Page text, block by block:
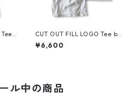
CUT OUT FILL LOGO Tee by
Polar Skate Co.
¥6,600
ル中の商品